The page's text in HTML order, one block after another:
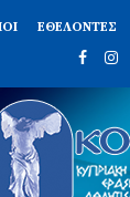
ΕΘΕΛΟΝΤΈΣ